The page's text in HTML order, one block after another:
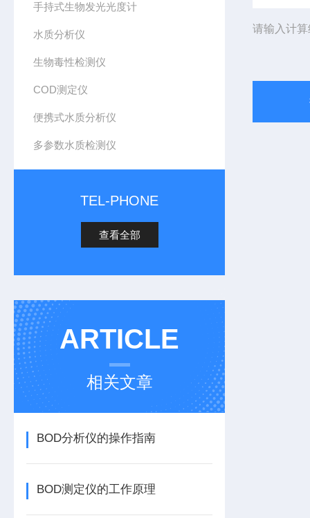
手持式生物发光光度计
水质分析仪
生物毒性检测仪
COD测定仪
便携式水质分析仪
多参数水质检测仪
TEL-PHONE
查看全部
ARTICLE
相关文章
BOD分析仪的操作指南
BOD测定仪的工作原理
请输入计